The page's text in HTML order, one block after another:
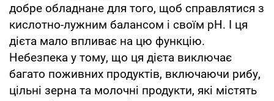
добре обладнане для того, щоб справлятися з
кислотно-лужним балансом і своїм pH. І ця
дієта мало впливає на цю функцію.
Небезпека у тому, що ця дієта виключає
багато поживних продуктів, включаючи рибу,
цільні зерна та молочні продукти, які містять